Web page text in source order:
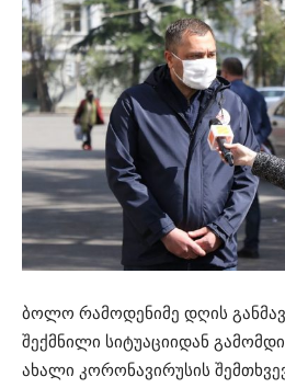
ბოლო რამოდენიმე დღის
შექმნილი სიტუაციიდან
ახალი კორონავირუსის